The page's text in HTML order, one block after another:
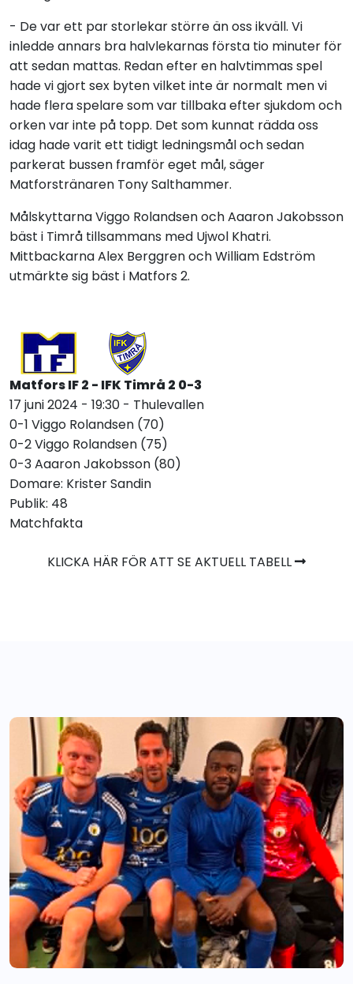
- De var ett par storlekar större än oss ikväll. Vi
inledde annars bra halvlekarnas första tio minuter för
att sedan mattas. Redan efter en halvtimmas spel
hade vi gjort sex byten vilket inte är normalt men vi
hade flera spelare som var tillbaka efter sjukdom och
orken var inte på topp. Det som kunnat rädda oss
idag hade varit ett tidigt ledningsmål och sedan
parkerat bussen framför eget mål, säger
Matforstränaren Tony Salthammer.
Målskyttarna Viggo Rolandsen och Aaaron Jakobsson
bäst i Timrå tillsammans med Ujwol Khatri.
Mittbackarna Alex Berggren och William Edström
utmärkte sig bäst i Matfors 2.
Matfors IF 2 - IFK Timrå 2 0-3
17 juni 2024 - 19:30 - Thulevallen
0-1 Viggo Rolandsen (70)
0-2 Viggo Rolandsen (75)
0-3 Aaaron Jakobsson (80)
Domare: Krister Sandin
Publik: 48
Matchfakta
KLICKA HÄR FÖR ATT SE AKTUELL TABELL